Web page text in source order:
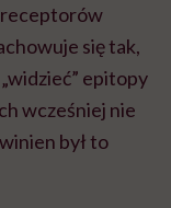
receptorów
się tak,
epitopy
wcześniej nie
był to